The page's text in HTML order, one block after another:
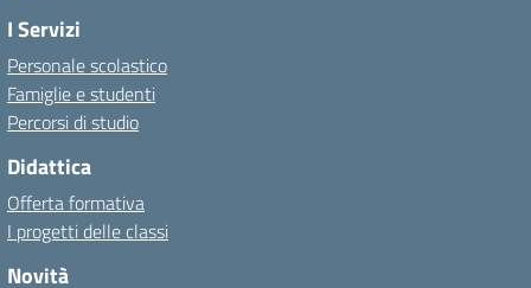
I Servizi
Personale scolastico
Famiglie e studenti
Percorsi di studio
Didattica
Offerta formativa
I progetti delle classi
Novità